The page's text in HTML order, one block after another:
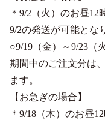
＊9/2（火）のお昼12
9/2の発送が可能とな
○9/19（金）～9/23（
期間中のご注文分は
ます。
【お急ぎの場合】
＊9/18（木）のお昼